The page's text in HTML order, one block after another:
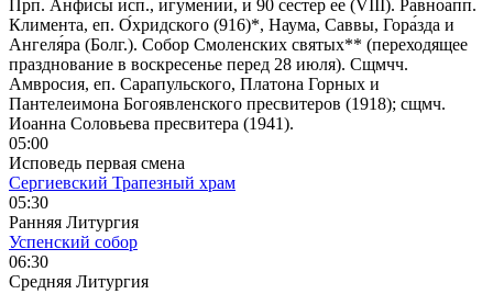
Прп. Анфисы исп., игумении, и 90 сестер ее (VIII). Равноапп.
Климента, еп. О́хридского (916)*, Наума, Саввы, Гора́зда и
Ангеля́ра (Болг.). Собор Смоленских святых** (переходящее
празднование в воскресенье перед 28 июля). Сщмчч.
Амвросия, еп. Сарапульского, Платона Горных и
Пантелеимона Богоявленского пресвитеров (1918); сщмч.
Иоанна Соловьева пресвитера (1941).
05:00
Исповедь первая смена
Сергиевский Трапезный храм
05:30
Ранняя Литургия
Успенский собор
06:30
Средняя Литургия